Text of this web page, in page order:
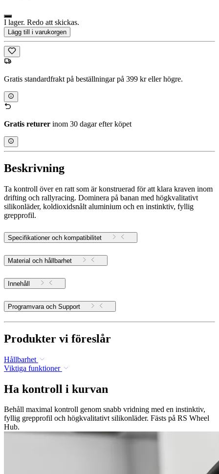
I lager. Redo att skickas.
Lägg till i varukorgen
Gratis standardfrakt på beställningar på 399 kr eller högre.
Gratis returer inom 30 dagar efter köpet
Beskrivning
Ta kontroll över en ratt som är konstruerad för att klara kraven inom
drifting och rallyracing. Dominera på banan med högkvalitativt
silikonläder, koldioxidsnålt aluminium och en instinktiv, fyllig
grepprofil.
Specifikationer och kompatibilitet
Material och hållbarhet
Innehåll
Programvara och Support
Produkter vi föreslår
Hållbarhet
Viktiga funktioner
Ha kontroll i kurvan
Behåll maximal kontroll genom snabb vridning med en instinktiv,
fyllig grepprofil och högkvalitativt silikonläder. Fästs på RS Wheel
Hub.